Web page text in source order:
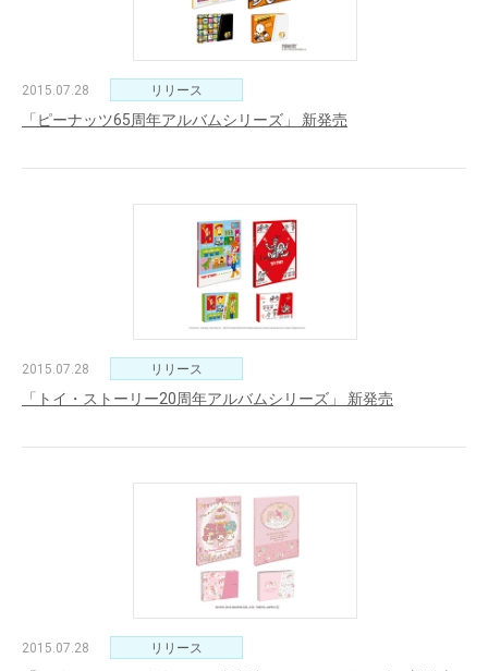
2015.07.28 リリース
「ピーナッツ65周年アルバムシリーズ」 新発売
2015.07.28 リリース
「トイ・ストーリー20周年アルバムシリーズ」 新発売
2015.07.28 リリース